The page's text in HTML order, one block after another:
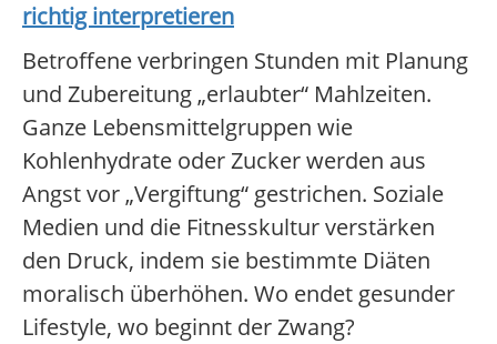
richtig interpretieren
Betroffene verbringen Stunden mit Planung
und Zubereitung „erlaubter“ Mahlzeiten.
Ganze Lebensmittelgruppen wie
Kohlenhydrate oder Zucker werden aus
Angst vor „Vergiftung“ gestrichen. Soziale
Medien und die Fitnesskultur verstärken
den Druck, indem sie bestimmte Diäten
moralisch überhöhen. Wo endet gesunder
Lifestyle, wo beginnt der Zwang?